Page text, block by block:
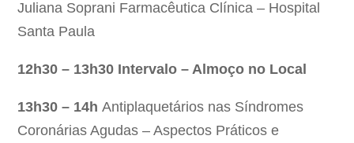
Juliana Soprani Farmacêutica Clínica – Hospital
Santa Paula
12h30 – 13h30 Intervalo – Almoço no Local
13h30 – 14h Antiplaquetários nas Síndromes
Coronárias Agudas – Aspectos Práticos e